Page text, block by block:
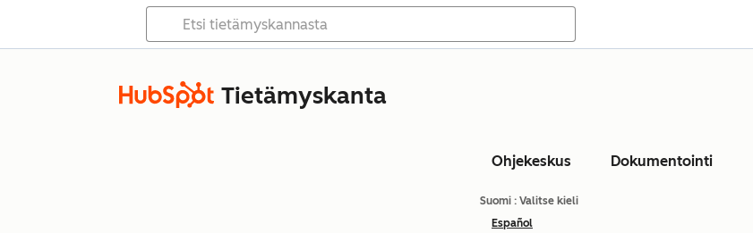
Tietämyskanta
Ohjekeskus Dokumentointi
Suomi : Valitse kieli
Español